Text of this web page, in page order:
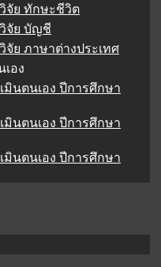
จัย ทักษะชีวิต
จัย บัญชี
ย ภาษาต่างประเทศ
อง
มินตนเอง ปีการศึกษา
มินตนเอง ปีการศึกษา
มินตนเอง ปีการศึกษา